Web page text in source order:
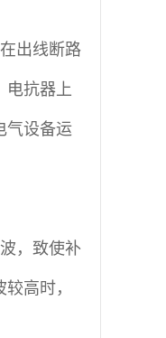
出线断路
电抗器上
气设备运
，致使补
高时，